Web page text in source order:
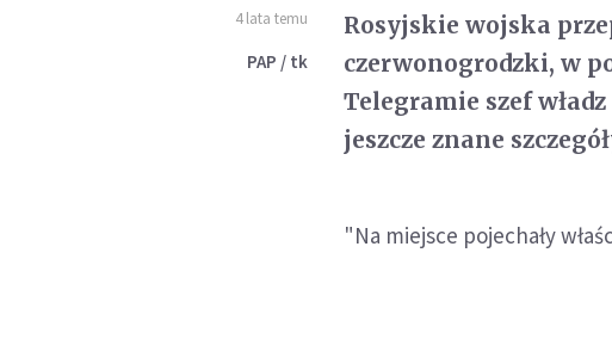
4 lata temu
PAP / tk
Rosyjskie wojska
czerwonogrodzki, w
Telegramie szef
jeszcze znane
"Na miejsce pojechały